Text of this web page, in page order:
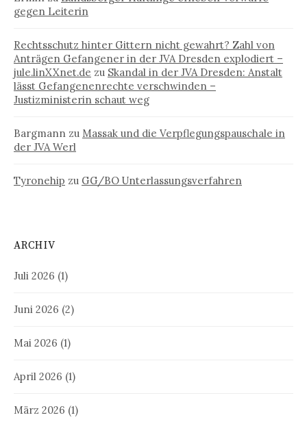
gegen Leiterin
Rechtsschutz hinter Gittern nicht gewahrt? Zahl von
Anträgen Gefangener in der JVA Dresden explodiert –
jule.linXXnet.de zu Skandal in der JVA Dresden: Anstalt
lässt Gefangenenrechte verschwinden –
Justizministerin schaut weg
Bargmann zu Massak und die Verpflegungspauschale in
der JVA Werl
Tyronehip zu GG/BO Unterlassungsverfahren
ARCHIV
Juli 2026 (1)
Juni 2026 (2)
Mai 2026 (1)
April 2026 (1)
März 2026 (1)